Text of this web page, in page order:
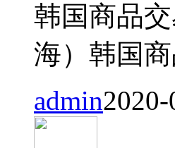
韩国商品
海）韩国
admin